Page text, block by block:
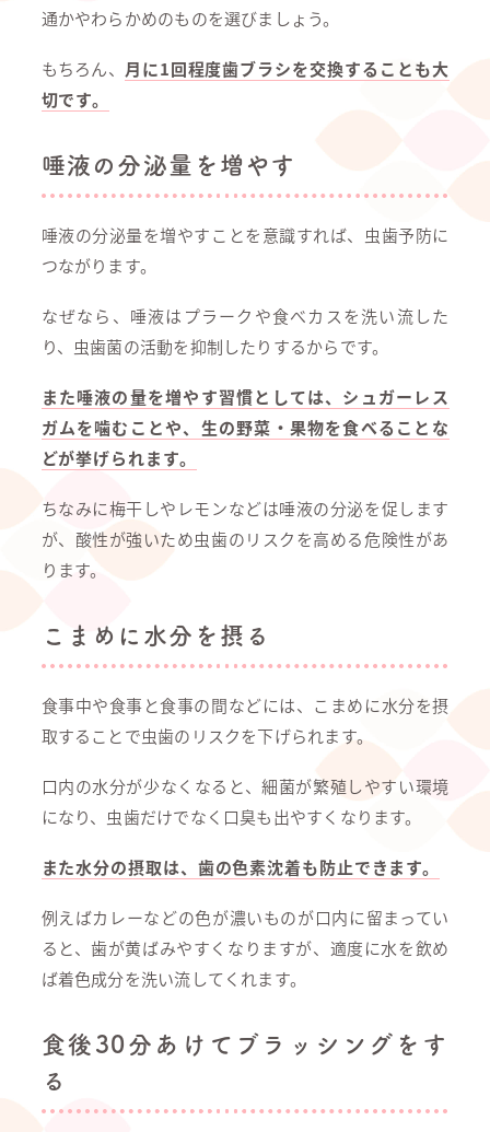
通かやわらかめのものを選びましょう。
もちろん、 月に1回程度歯ブラシを交換することも大
切です。
唾液の分泌量を増やす
唾液の分泌量を増やすことを意識すれば、虫歯予防に
つながります。
なぜなら、唾液はプラークや食べカスを洗い流した
り、虫歯菌の活動を抑制したりするからです。
また唾液の量を増やす習慣としては、シュガーレス
ガムを噛むことや、生の野菜・果物を食べることな
どが挙げられます。
ちなみに梅干しやレモンなどは唾液の分泌を促します
が、酸性が強いため虫歯のリスクを高める危険性があ
ります。
こまめに水分を摂る
食事中や食事と食事の間などには、こまめに水分を摂
取することで虫歯のリスクを下げられます。
口内の水分が少なくなると、細菌が繁殖しやすい環境
になり、虫歯だけでなく口臭も出やすくなります。
また水分の摂取は、歯の色素沈着も防止できます。
例えばカレーなどの色が濃いものが口内に留まってい
ると、歯が黄ばみやすくなりますが、適度に水を飲め
ば着色成分を洗い流してくれます。
食後30分あけてブラッシングをす
る